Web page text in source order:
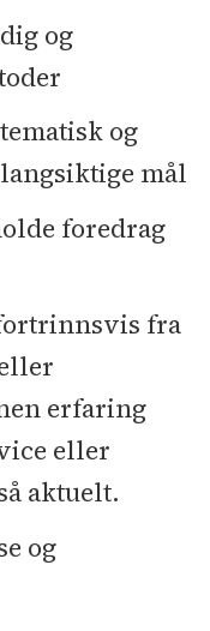
og
og
mål
foredrag
fra
erfaring
eller
aktuelt.
og